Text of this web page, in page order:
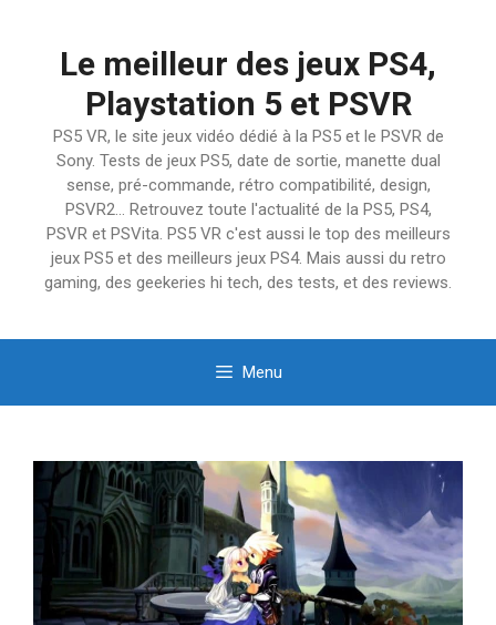
Le meilleur des jeux PS4,
Playstation 5 et PSVR
PS5 VR, le site jeux vidéo dédié à la PS5 et le PSVR de
Sony. Tests de jeux PS5, date de sortie, manette dual
sense, pré-commande, rétro compatibilité, design,
PSVR2… Retrouvez toute l'actualité de la PS5, PS4,
PSVR et PSVita. PS5 VR c'est aussi le top des meilleurs
jeux PS5 et des meilleurs jeux PS4. Mais aussi du retro
gaming, des geekeries hi tech, des tests, et des reviews.
Menu